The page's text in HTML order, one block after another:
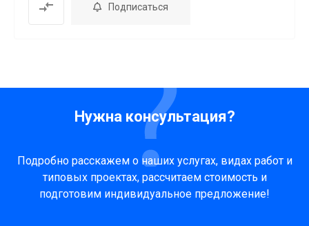
Подписаться
Нужна консультация?
Подробно расскажем о наших услугах, видах работ и
типовых проектах, рассчитаем стоимость и
подготовим индивидуальное предложение!